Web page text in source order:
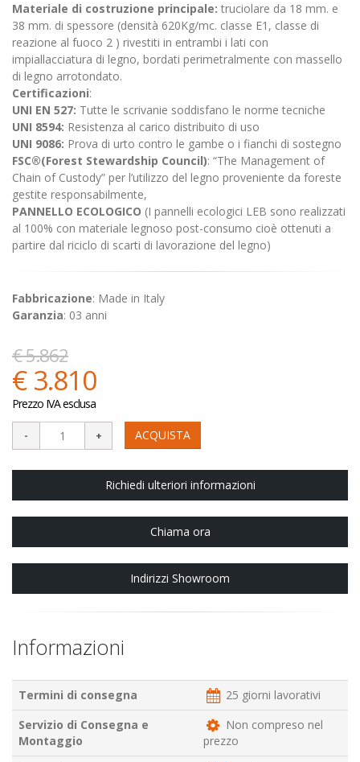
Materiale di costruzione principale: truciolare da 18 mm. e
38 mm. di spessore (densità 620Kg/mc. classe E1, classe di
reazione al fuoco 2 ) rivestiti in entrambi i lati con
impiallacciatura di legno, bordati perimetralmente con massello
di legno arrotondato.
Certificazioni:
UNI EN 527: Tutte le scrivanie soddisfano le norme tecniche
UNI 8594: Resistenza al carico distribuito di uso
UNI 9086: Prova di urto contro le gambe o i fianchi di sostegno
FSC®(Forest Stewardship Council): “The Management of
Chain of Custody” per l’utilizzo del legno proveniente da foreste
gestite responsabilmente,
PANNELLO ECOLOGICO (I pannelli ecologici LEB sono realizzati
al 100% con materiale legnoso post-consumo cioè ottenuti a
partire dal riciclo di scarti di lavorazione del legno)
Fabbricazione: Made in Italy
Garanzia: 03 anni
€ 5.862
€ 3.810
Prezzo IVA esclusa
ACQUISTA
Richiedi ulteriori informazioni
Chiama ora
Indirizzi Showroom
Informazioni
Termini di consegna
25 giorni lavorativi
Servizio di Consegna e
Montaggio
Non compreso nel
prezzo